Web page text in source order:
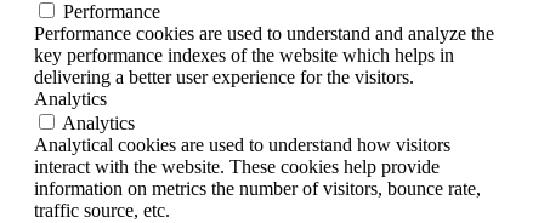
Performance
Performance cookies are used to understand and analyze the
key performance indexes of the website which helps in
delivering a better user experience for the visitors.
Analytics
Analytics
Analytical cookies are used to understand how visitors
interact with the website. These cookies help provide
information on metrics the number of visitors, bounce rate,
traffic source, etc.